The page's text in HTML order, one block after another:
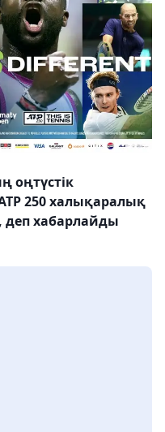
оңтүстік
250 халықаралық
деп хабарлайды